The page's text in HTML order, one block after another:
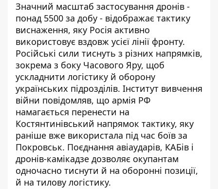
Значний масштаб застосування дронів -
понад 5500 за добу - відображає тактику
виснаження, яку Росія активно
використовує вздовж усієї лінії фронту.
Російські сили тиснуть з різних напрямків,
зокрема з боку Часового Яру, щоб
ускладнити логістику й оборону
українських підрозділів. Інститут вивчення
війни повідомляв, що армія РФ
намагається перенести на
Костянтинівський напрямок тактику, яку
раніше вже використала під час боїв за
Покровськ. Поєднання авіаударів, КАБів і
дронів-камікадзе дозволяє окупантам
одночасно тиснути й на оборонні позиції,
й на тилову логістику.